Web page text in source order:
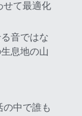
せて最適化
音ではな
息地の山
の中で誰も